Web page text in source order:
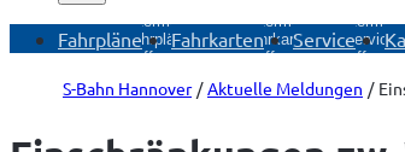
Fahrpläne
Untermenü
Fahrpläne
öffnen
Fahrkarten
Untermenü
Fahrkarten
öffnen
ServiceService
öffnen
S-Bahn Hannover Aktuelle Meldungen